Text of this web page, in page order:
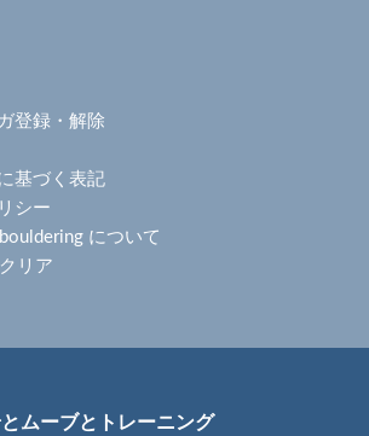
登録・解除
基づく表記
シー
について
リア
ムーブとトレーニング